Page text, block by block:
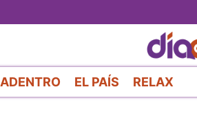
EL PAÍS RELAX